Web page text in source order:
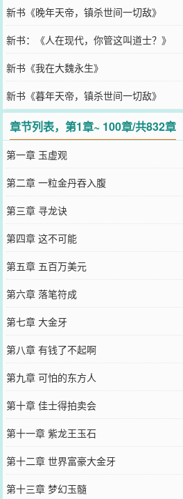
新书《晚年天帝，镇杀世间一切敌》
新书：《人在现代，你管这叫道士？》
新书《我在大魏永生》
新书《暮年天帝，镇杀世间一切敌》
章节列表，第1章~ 100章/共832章
第一章 玉虚观
第二章 一粒金丹吞入腹
第三章 寻龙诀
第四章 这不可能
第五章 五百万美元
第六章 落笔符成
第七章 大金牙
第八章 有钱了不起啊
第九章 可怕的东方人
第十章 佳士得拍卖会
第十一章 紫龙王玉石
第十二章 世界富豪大金牙
第十三章 梦幻玉髓